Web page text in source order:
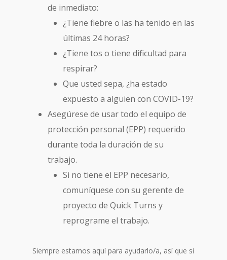
de inmediato:
¿Tiene fiebre o las ha tenido en las
últimas 24 horas?
¿Tiene tos o tiene dificultad para
respirar?
Que usted sepa, ¿ha estado
expuesto a alguien con COVID-19?
Asegúrese de usar todo el equipo de
protección personal (EPP) requerido
durante toda la duración de su
trabajo.
Si no tiene el EPP necesario,
comuníquese con su gerente de
proyecto de Quick Turns y
reprograme el trabajo.
Siempre estamos aquí para ayudarlo/a, así que si